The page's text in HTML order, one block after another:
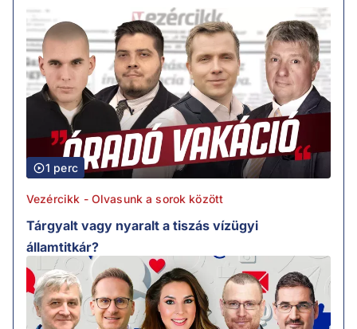
1 perc
Vezércikk - Olvasunk a sorok között
Tárgyalt vagy nyaralt a tiszás vízügyi
államtitkár?